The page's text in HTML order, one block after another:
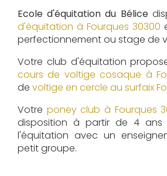
Ecole d'équitation du Bélice
d'équitation à Fourques 30300
perfectionnement ou stage de
Votre club d'équitation
cours de voltige cosaque à
de voltige en cercle au surfaix
Votre poney club à Fourques
disposition à partir de 4 ans
l'équitation avec un
petit groupe.